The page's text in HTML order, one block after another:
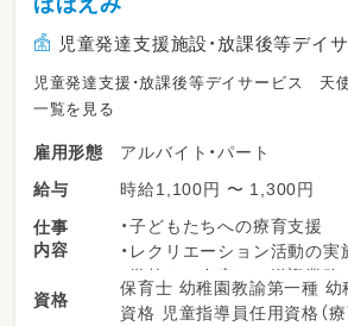
児童発達支援施設・放課後等デイ
児童発達支援・放課後等デイサービス 天
一覧を見る
雇用形態
アルバイト・パート
給与
時給1,100円 〜 1,300円
仕事
内容
・子どもたちへの療育支援
・レクリエーション活動の実
・学校やご自宅への送迎業務
・その他、日々の支援に関わ
資格
保育士 幼稚園教諭第一種 幼稚園教諭第二種 無
資格 児童指導員任用資格（療育） 児童発達支援